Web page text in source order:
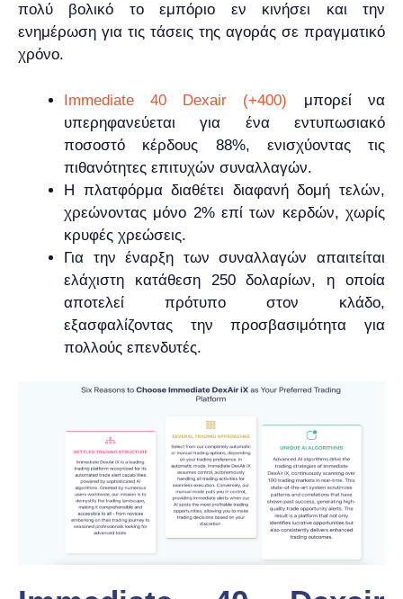
πολύ βολικό το εμπόριο εν κινήσει και την
ενημέρωση για τις τάσεις της αγοράς σε πραγματικό
χρόνο.
Immediate 40 Dexair (+400) μπορεί να
υπερηφανεύεται για ένα εντυπωσιακό
ποσοστό κέρδους 88%, ενισχύοντας τις
πιθανότητες επιτυχών συναλλαγών.
Η πλατφόρμα διαθέτει διαφανή δομή τελών,
χρεώνοντας μόνο 2% επί των κερδών, χωρίς
κρυφές χρεώσεις.
Για την έναρξη των συναλλαγών απαιτείται
ελάχιστη κατάθεση 250 δολαρίων, η οποία
αποτελεί πρότυπο στον κλάδο,
εξασφαλίζοντας την προσβασιμότητα για
πολλούς επενδυτές.